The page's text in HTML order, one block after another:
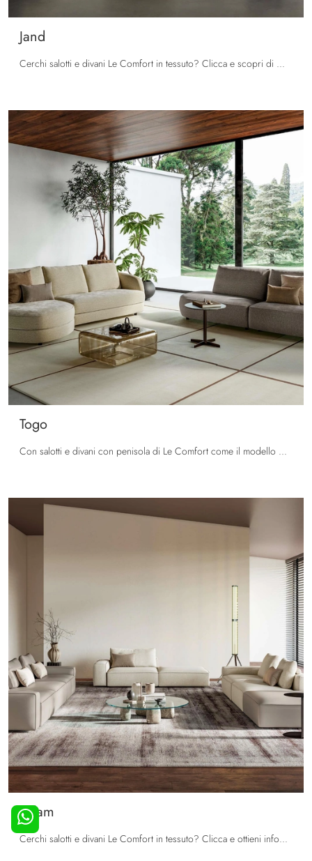
Jand
Cerchi salotti e divani Le Comfort in tessuto? Clicca e scopri di più sul modello Jand per spazi moderni.
Togo
Con salotti e divani con penisola di Le Comfort come il modello Togo in tessuto, potrai ultimare il tuo progetto d'arredo.
Adam
Cerchi salotti e divani Le Comfort in tessuto? Clicca e ottieni informazioni sul modello Adam per spazi moderni.